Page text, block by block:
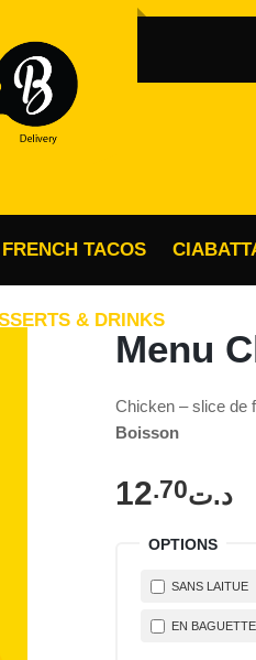
FRENCH TACOS
& DRINKS
Menu
Chicken – slice de
Boisson
د.ت 12.70
OPTIONS
SANS LAITUE
EN BAGUETTE